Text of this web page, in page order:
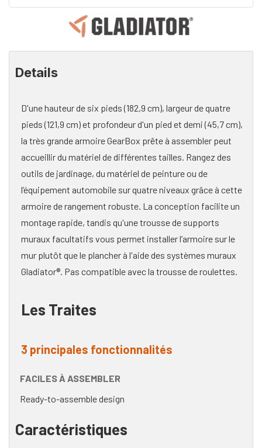
Details
D'une hauteur de six pieds (182,9 cm), largeur de quatre
pieds (121,9 cm) et profondeur d'un pied et demi (45,7 cm),
la très grande armoire GearBox prête à assembler peut
accueillir du matériel de différentes tailles. Rangez des
outils de jardinage, du matériel de peinture ou de
l’équipement automobile sur quatre niveaux grâce à cette
armoire de rangement robuste. La conception facilite un
montage rapide, tandis qu'une trousse de supports
muraux facultatifs vous permet installer l’armoire sur le
mur plutôt que le plancher à l'aide des systèmes muraux
Gladiator®. Pas compatible avec la trousse de roulettes.
Les Traites
3 principales fonctionnalités
FACILES À ASSEMBLER
Ready-to-assemble design
Caractéristiques